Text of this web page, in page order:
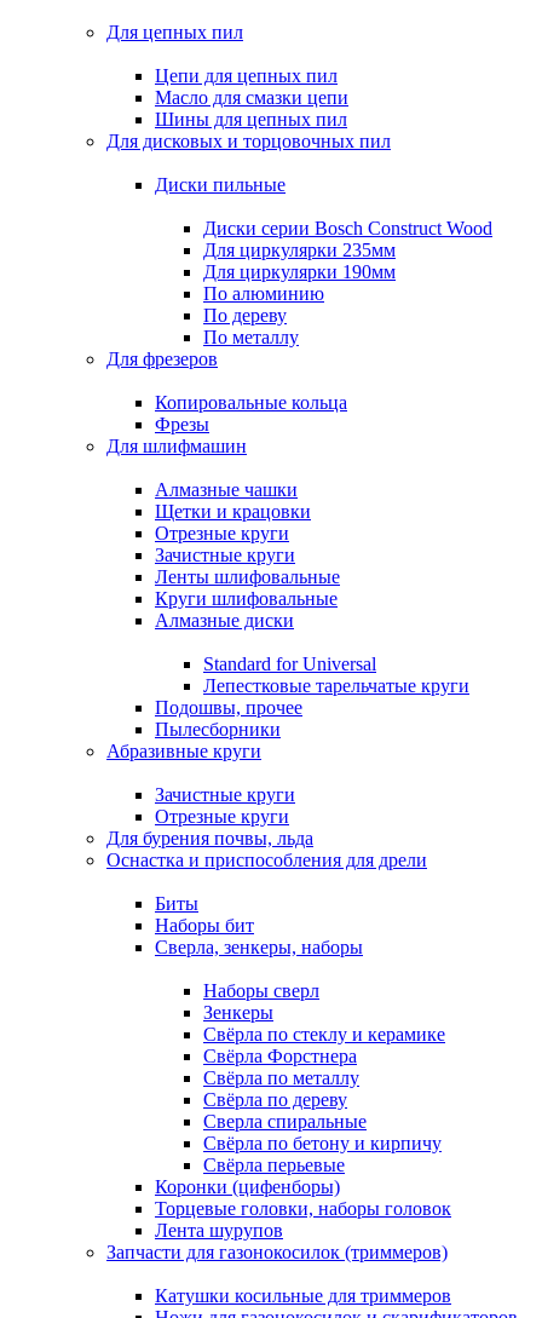
Для цепных пил
Цепи для цепных пил
Масло для смазки цепи
Шины для цепных пил
Для дисковых и торцовочных пил
Диски пильные
Диски серии Bosch Construct Wood
Для циркулярки 235мм
Для циркулярки 190мм
По алюминию
По дереву
По металлу
Для фрезеров
Копировальные кольца
Фрезы
Для шлифмашин
Алмазные чашки
Щетки и крацовки
Отрезные круги
Зачистные круги
Ленты шлифовальные
Круги шлифовальные
Алмазные диски
Standard for Universal
Лепестковые тарельчатые круги
Подошвы, прочее
Пылесборники
Абразивные круги
Зачистные круги
Отрезные круги
Для бурения почвы, льда
Оснастка и приспособления для дрели
Биты
Наборы бит
Сверла, зенкеры, наборы
Наборы сверл
Зенкеры
Свёрла по стеклу и керамике
Свёрла Форстнера
Свёрла по металлу
Свёрла по дереву
Сверла спиральные
Свёрла по бетону и кирпичу
Свёрла перьевые
Коронки (цифенборы)
Торцевые головки, наборы головок
Лента шурупов
Запчасти для газонокосилок (триммеров)
Катушки косильные для триммеров